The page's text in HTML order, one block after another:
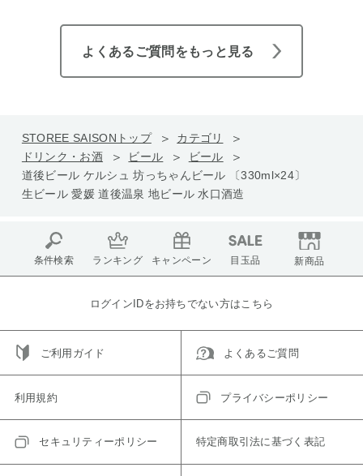
よくあるご質問をもっと見る
STOREE SAISONトップ
カテゴリ
ドリンク・お酒
ビール
ビール
道後ビール ケルシュ 坊っちゃんビール 〔330ml×24〕
生ビール 愛媛 道後温泉 地ビール 水口酒造
条件検索 ランキング キャンペーン 目玉品 新商品
ログインIDをお持ちでない方はこちら
ご利用ガイド よくあるご質問
利用規約 プライバシーポリシー
セキュリティーポリシー 特定商取引法に基づく表記